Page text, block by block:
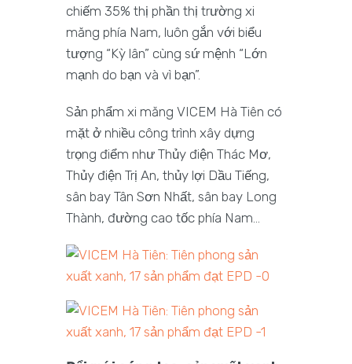
chiếm 35% thị phần thị trường xi
măng phía Nam, luôn gắn với biểu
tượng “Kỳ lân” cùng sứ mệnh “Lớn
mạnh do bạn và vì bạn”.
Sản phẩm xi măng VICEM Hà Tiên có
mặt ở nhiều công trình xây dựng
trọng điểm như Thủy điện Thác Mơ,
Thủy điện Trị An, thủy lợi Dầu Tiếng,
sân bay Tân Sơn Nhất, sân bay Long
Thành, đường cao tốc phía Nam…